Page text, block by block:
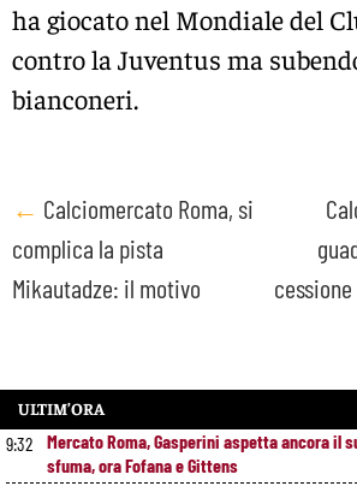
ha giocato nel Mondiale del
contro la Juventus ma
bianconeri.
Post
navigation
← Calciomercato Roma, si
complica la pista
Mikautadze: il motivo
ULTIM’ORA
9:32
Mercato Roma, Gasperini aspetta ancora il
sfuma, ora Fofana e Gittens